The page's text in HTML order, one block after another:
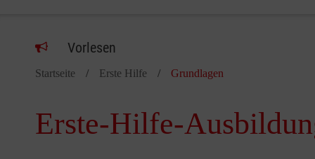
Vorlesen
Startseite Erste Hilfe Grundlagen
Erste-Hilfe-